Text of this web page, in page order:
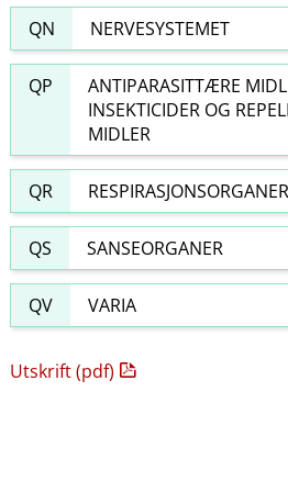
QN NERVESYSTEMET
QP
ANTIPARASITTÆRE
INSEKTICIDER OG
MIDLER
QR RESPIRASJONSORGANER
QS SANSEORGANER
QV VARIA
Utskrift (pdf)